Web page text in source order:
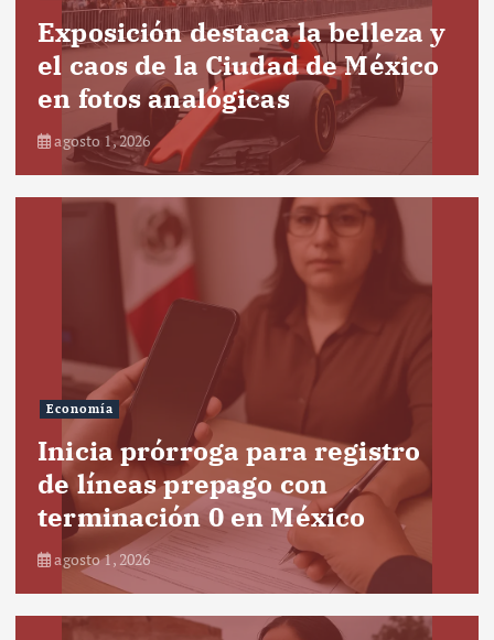
Exposición destaca la belleza y
el caos de la Ciudad de México
en fotos analógicas
agosto 1, 2026
Economía
Inicia prórroga para registro
de líneas prepago con
terminación 0 en México
agosto 1, 2026